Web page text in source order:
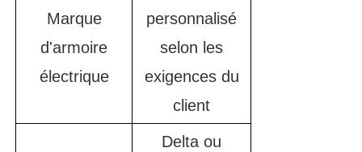
Marque
d'armoire
électrique
personnalisé
selon les
exigences du
client
Delta ou